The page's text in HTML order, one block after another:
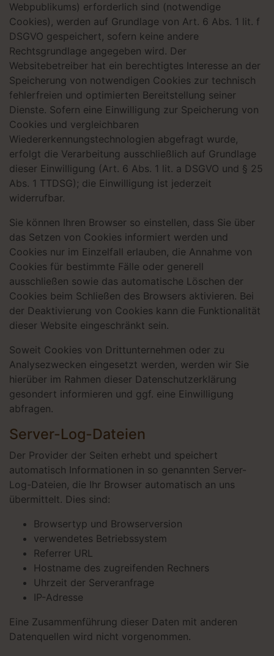
Webpublikums) erforderlich sind (notwendige
Cookies), werden auf Grundlage von Art. 6 Abs. 1 lit. f
DSGVO gespeichert, sofern keine andere
Rechtsgrundlage angegeben wird. Der
Websitebetreiber hat ein berechtigtes Interesse an der
Speicherung von notwendigen Cookies zur technisch
fehlerfreien und optimierten Bereitstellung seiner
Dienste. Sofern eine Einwilligung zur Speicherung von
Cookies und vergleichbaren
Wiedererkennungstechnologien abgefragt wurde,
erfolgt die Verarbeitung ausschließlich auf Grundlage
dieser Einwilligung (Art. 6 Abs. 1 lit. a DSGVO und § 25
Abs. 1 TTDSG); die Einwilligung ist jederzeit
widerrufbar.
Sie können Ihren Browser so einstellen, dass Sie über
das Setzen von Cookies informiert werden und
Cookies nur im Einzelfall erlauben, die Annahme von
Cookies für bestimmte Fälle oder generell
ausschließen sowie das automatische Löschen der
Cookies beim Schließen des Browsers aktivieren. Bei
der Deaktivierung von Cookies kann die Funktionalität
dieser Website eingeschränkt sein.
Soweit Cookies von Drittunternehmen oder zu
Analysezwecken eingesetzt werden, werden wir Sie
hierüber im Rahmen dieser Datenschutzerklärung
gesondert informieren und ggf. eine Einwilligung
abfragen.
Server-Log-Dateien
Der Provider der Seiten erhebt und speichert
automatisch Informationen in so genannten Server-
Log-Dateien, die Ihr Browser automatisch an uns
übermittelt. Dies sind:
Browsertyp und Browserversion
verwendetes Betriebssystem
Referrer URL
Hostname des zugreifenden Rechners
Uhrzeit der Serveranfrage
IP-Adresse
Eine Zusammenführung dieser Daten mit anderen
Datenquellen wird nicht vorgenommen.